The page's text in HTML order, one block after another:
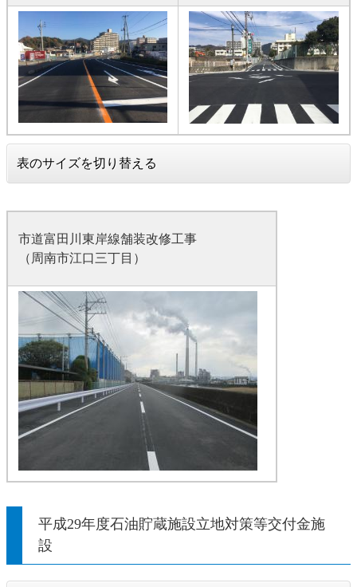
表のサイズを切り替える
市道富田川東岸線舗装改修工事
（周南市江口三丁目）
平成29年度石油貯蔵施設立地対策等交付金施
設